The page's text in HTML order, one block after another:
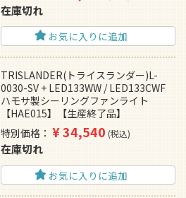
在庫切れ
お気に入りに追加
TRISLANDER(トライスランダー)L-
0030-SV + LED133WW / LED133CWF
ハモサ製シーリングファンライト
【HAE015】【生産終了品】
特別価格
¥34,540 税込
在庫切れ
お気に入りに追加